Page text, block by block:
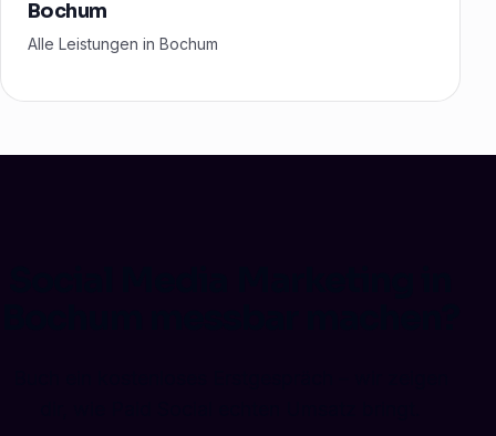
Bochum
Alle Leistungen in Bochum